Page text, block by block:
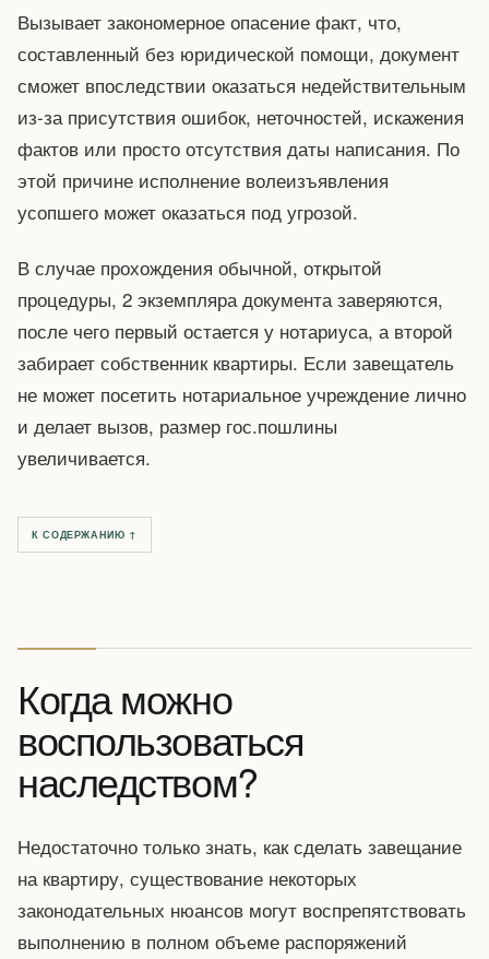
Вызывает закономерное опасение факт, что,
составленный без юридической помощи, документ
сможет впоследствии оказаться недействительным
из-за присутствия ошибок, неточностей, искажения
фактов или просто отсутствия даты написания. По
этой причине исполнение волеизъявления
усопшего может оказаться под угрозой.
В случае прохождения обычной, открытой
процедуры, 2 экземпляра документа заверяются,
после чего первый остается у нотариуса, а второй
забирает собственник квартиры. Если завещатель
не может посетить нотариальное учреждение лично
и делает вызов, размер гос.пошлины
увеличивается.
К СОДЕРЖАНИЮ ↑
Когда можно
воспользоваться
наследством?
Недостаточно только знать, как сделать завещание
на квартиру, существование некоторых
законодательных нюансов могут воспрепятствовать
выполнению в полном объеме распоряжений